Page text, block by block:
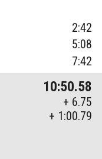
2:42
5:08
7:42
10:50.58
+ 6.75
+ 1:00.79